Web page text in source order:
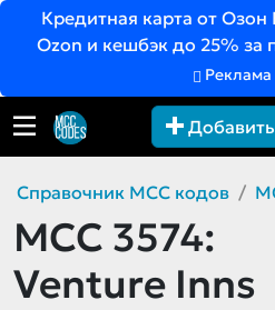
Кредитная карта от Озон
Ozon и кешбэк до 25% за
Реклама
Справочник MCC кодов
MCC 3574:
Venture Inns